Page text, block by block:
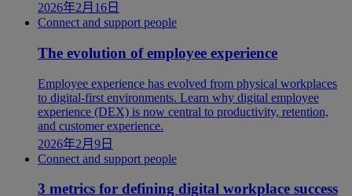
2026年2月16日
Connect and support people
The evolution of employee experience
Employee experience has evolved from physical workplaces
to digital-first environments. Learn why digital employee
experience (DEX) is now central to productivity, retention,
and customer experience.
2026年2月9日
Connect and support people
3 metrics for defining digital workplace success